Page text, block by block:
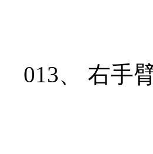
013、 右手